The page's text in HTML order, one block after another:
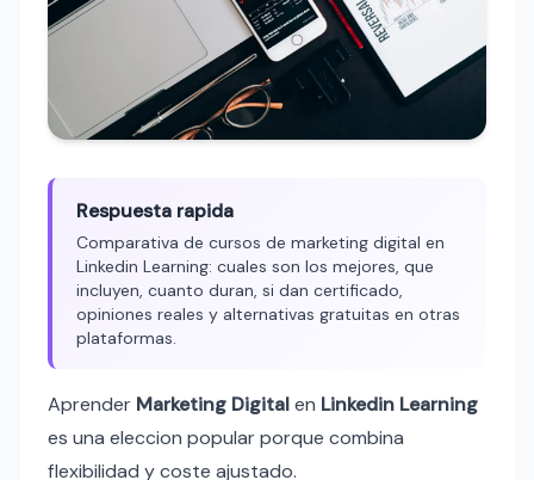
Respuesta rapida
Comparativa de cursos de marketing digital en
Linkedin Learning: cuales son los mejores, que
incluyen, cuanto duran, si dan certificado,
opiniones reales y alternativas gratuitas en otras
plataformas.
Aprender Marketing Digitalen Linkedin Learning
es una eleccion popular porque combina
flexibilidad y coste ajustado.